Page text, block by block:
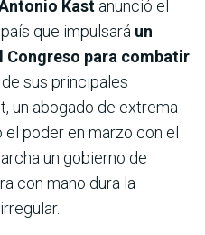
Kast anunció el
que impulsará un
Congreso para combatir
de sus principales
un abogado de extrema
el poder en marzo con el
un gobierno de
con mano dura la